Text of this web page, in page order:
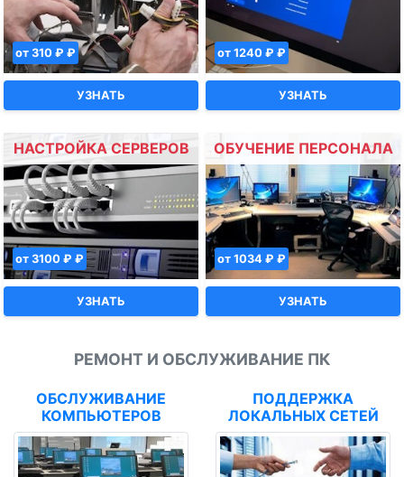
от 310 ₽ ₽
УЗНАТЬ
от 1240 ₽ ₽
УЗНАТЬ
НАСТРОЙКА СЕРВЕРОВ
от 3100 ₽ ₽
УЗНАТЬ
ОБУЧЕНИЕ ПЕРСОНАЛА
от 1034 ₽ ₽
УЗНАТЬ
РЕМОНТ И ОБСЛУЖИВАНИЕ ПК
ОБСЛУЖИВАНИЕ
КОМПЬЮТЕРОВ
ПОДДЕРЖКА
ЛОКАЛЬНЫХ СЕТЕЙ